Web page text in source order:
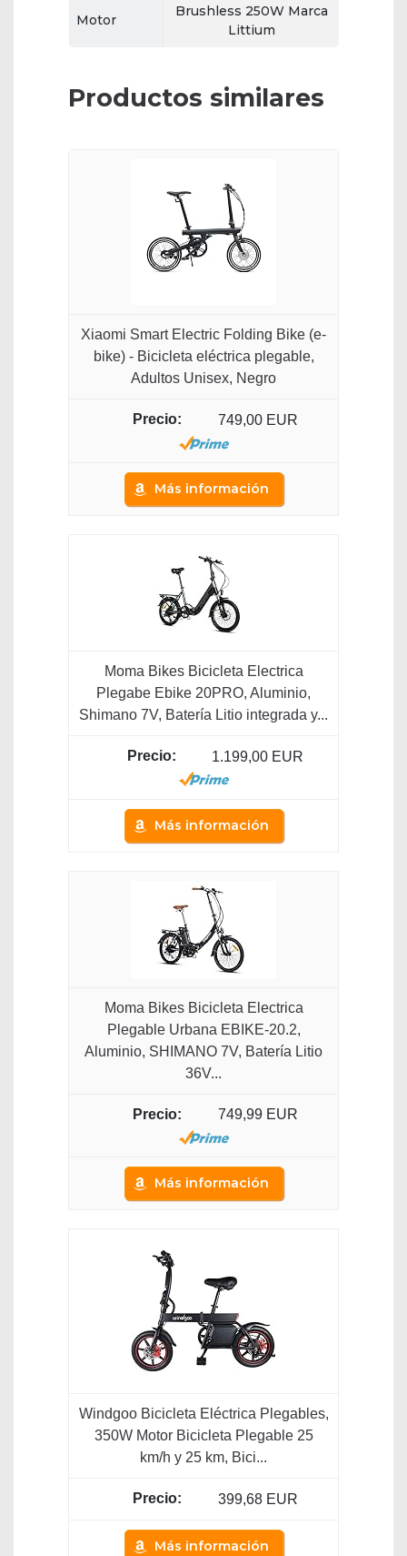
Motor
Brushless 250W Marca
Littium
Productos similares
Xiaomi Smart Electric Folding Bike (e-
bike) - Bicicleta eléctrica plegable,
Adultos Unisex, Negro
749,00 EUR
Más información
Moma Bikes Bicicleta Electrica
Plegabe Ebike 20PRO, Aluminio,
Shimano 7V, Batería Litio integrada y...
1.199,00 EUR
Más información
Moma Bikes Bicicleta Electrica
Plegable Urbana EBIKE-20.2,
Aluminio, SHIMANO 7V, Batería Litio
36V...
749,99 EUR
Más información
Windgoo Bicicleta Eléctrica Plegables,
350W Motor Bicicleta Plegable 25
km/h y 25 km, Bici...
399,68 EUR
Más información